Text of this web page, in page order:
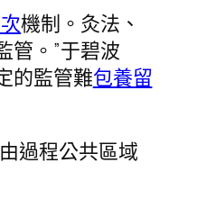
機制。灸法、
管。”于碧波
的監管難包養留
過程公共區域